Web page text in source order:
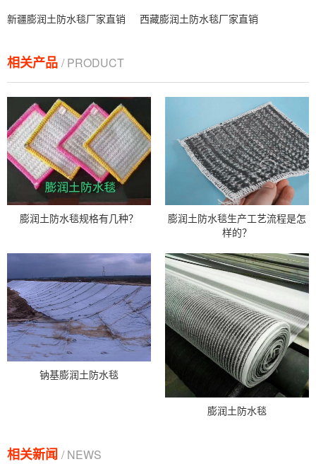
新疆膨润土防水毯厂家直销
西藏膨润土防水毯厂家直销
相关产品 / PRODUCT
膨润土防水毯规格有几种？
膨润土防水毯生产工艺流程是怎
样的？
钠基膨润土防水毯
膨润土防水毯
相关新闻 / NEWS